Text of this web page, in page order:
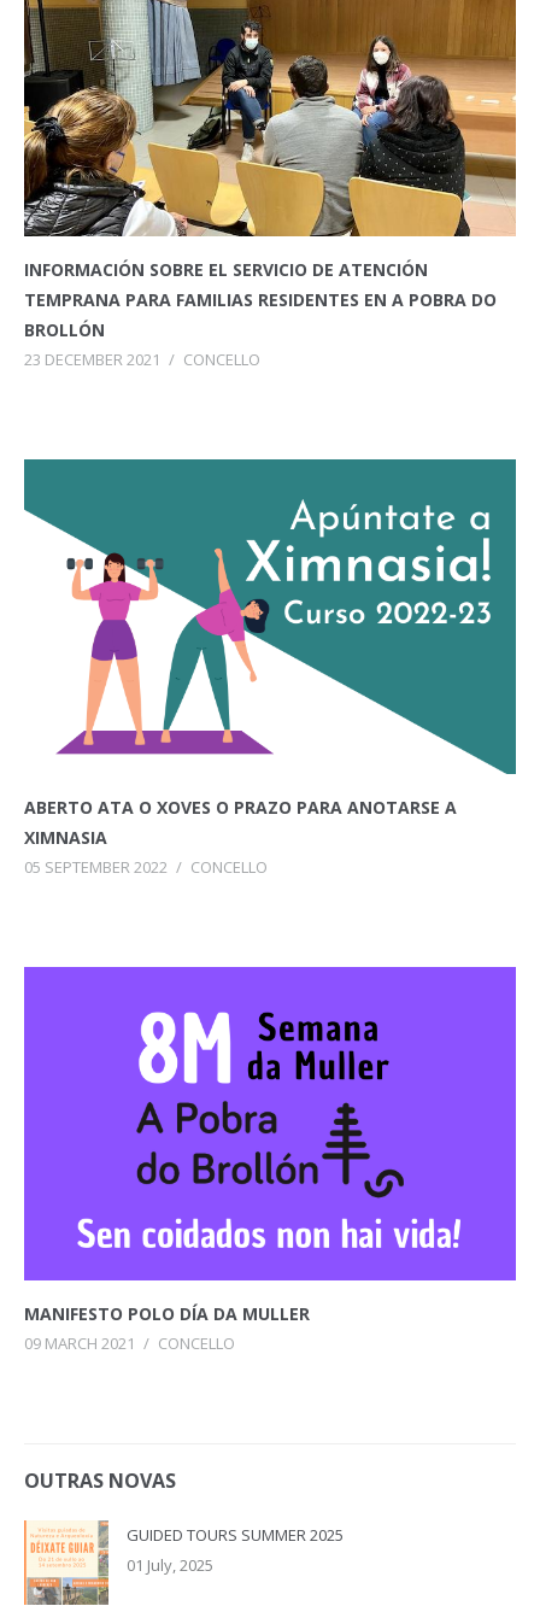
INFORMACIÓN SOBRE EL SERVICIO DE ATENCIÓN
TEMPRANA PARA FAMILIAS RESIDENTES EN A POBRA DO
BROLLÓN
23 DECEMBER 2021 / CONCELLO
ABERTO ATA O XOVES O PRAZO PARA ANOTARSE A
XIMNASIA
05 SEPTEMBER 2022 / CONCELLO
MANIFESTO POLO DÍA DA MULLER
09 MARCH 2021 / CONCELLO
OUTRAS NOVAS
GUIDED TOURS SUMMER 2025
01 July, 2025